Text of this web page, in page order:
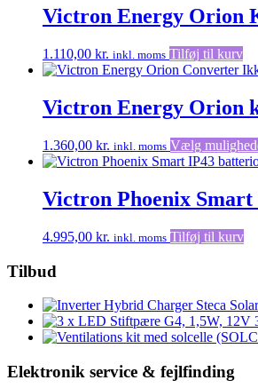
Victron Energy Orion
1.110,00 kr. inkl. moms Tilføj til kurv
Victron Energy Orion
1.360,00 kr. inkl. moms Vælg
Victron Phoenix Smart
4.995,00 kr. inkl. moms Tilføj til kurv
Tilbud
Elektronik service & fejlfinding